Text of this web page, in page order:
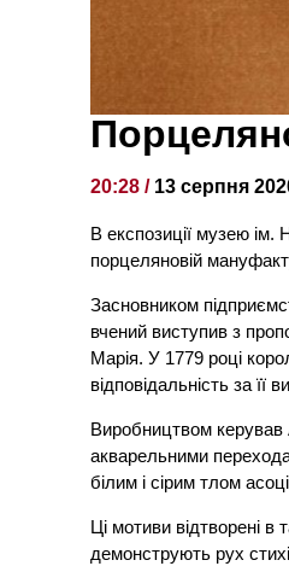
20:28 / 13 серпня
В експозиції музею ім.
порцеляновій
Засновником
вчений виступив з
Марія. У 1779 році
відповідальність за її
Виробництвом керував
акварельними
білим і сірим тлом
Ці мотиви відтворені в
демонструють рух